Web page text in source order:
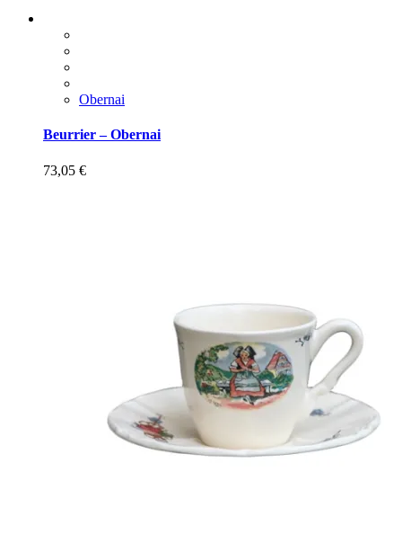
Obernai
Beurrier – Obernai
73,05 €